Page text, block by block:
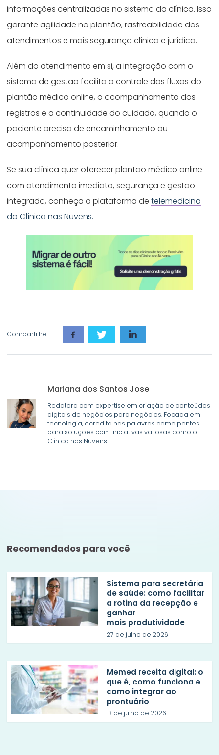
informações centralizadas no sistema da clínica. Isso
garante agilidade no plantão, rastreabilidade dos
atendimentos e mais segurança clínica e jurídica.
Além do atendimento em si, a integração com o
sistema de gestão facilita o controle dos fluxos do
plantão médico online, o acompanhamento dos
registros e a continuidade do cuidado, quando o
paciente precisa de encaminhamento ou
acompanhamento posterior.
Se sua clínica quer oferecer plantão médico online
com atendimento imediato, segurança e gestão
integrada, conheça a plataforma detelemedicina
do Clínica nas Nuvens.
Compartilhe
Mariana dos Santos Jose
Redatora com expertise em criação de conteúdos
digitais de negócios para negócios. Focada em
tecnologia, acredita nas palavras como pontes
para soluções com iniciativas valiosas como o
Clínica nas Nuvens.
Recomendados para você
Sistema para secretária
de saúde: como facilitar
a rotina da recepção e
ganhar
mais produtividade
27 de julho de 2026
Memed receita digital: o
que é, como funciona e
como integrar ao
prontuário
13 de julho de 2026